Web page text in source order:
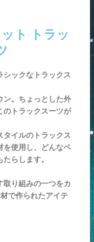
ト トラッ
シックなトラックス
ン。ちょっとした外
のトラックスーツが
タイルのトラックス
を使用し、どんなペ
らします。
取り組みの一つをカ
で作られたアイテ